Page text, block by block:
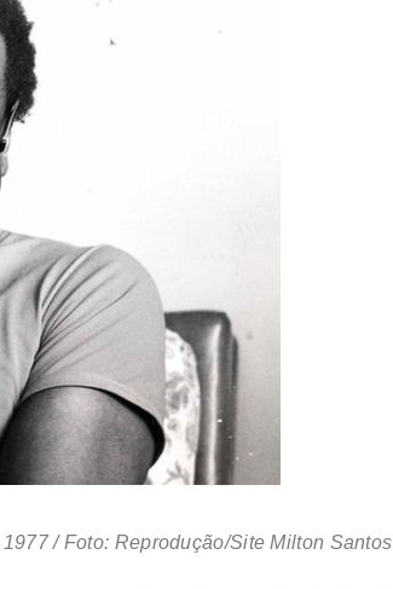
/ Foto: Reprodução/Site Milton Santos